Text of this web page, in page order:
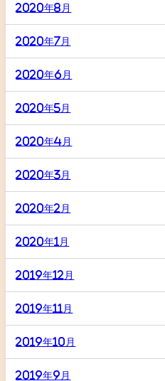
2020年8月
2020年7月
2020年6月
2020年5月
2020年4月
2020年3月
2020年2月
2020年1月
2019年12月
2019年11月
2019年10月
2019年9月